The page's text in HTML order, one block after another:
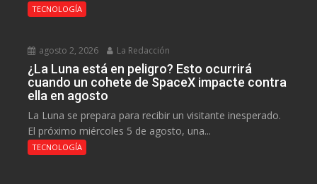
TECNOLOGÍA
agosto 2, 2026 La Redacción
¿La Luna está en peligro? Esto ocurrirá
cuando un cohete de SpaceX impacte contra
ella en agosto
La Luna se prepara para recibir un visitante inesperado.
El próximo miércoles 5 de agosto, una...
TECNOLOGÍA